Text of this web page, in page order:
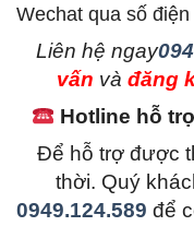
Wechat qua số điện
Liên hệ ngay
vấn và đăng
Hotline hỗ
Để hỗ trợ được
thời. Quý
0949.124.589 để